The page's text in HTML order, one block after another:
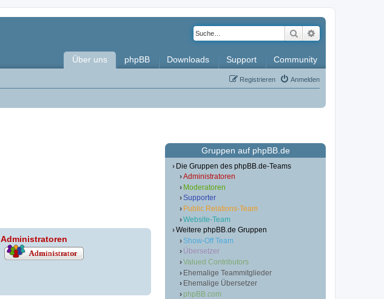
Suche
Über uns phpBB Downloads Support Community
Anmelden
Registrieren
Administratoren
Gruppen auf phpBB.de
Die Gruppen des phpBB.de-Teams
Administratoren
Moderatoren
Supporter
Public Relations-Team
Website-Team
Weitere phpBB.de Gruppen
Show-Off Team
Übersetzer
Valued Contributors
Ehemalige Teammitglieder
Ehemalige Übersetzer
phpBB.com